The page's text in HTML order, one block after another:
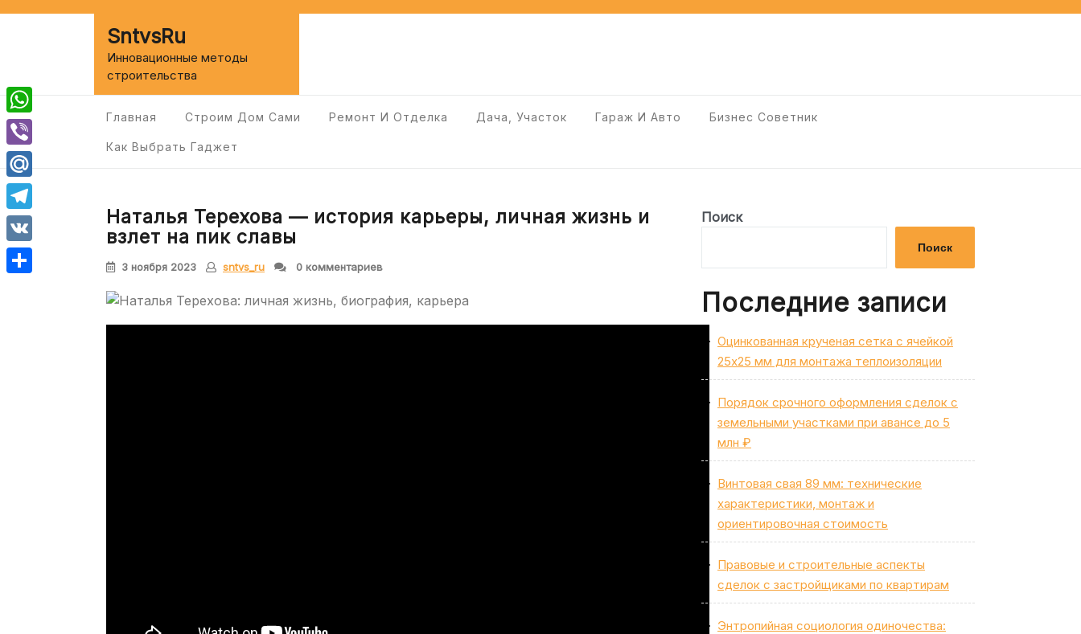
SntvsRu
Инновационные методы
строительства
Главная Строим Дом Сами Ремонт И Отделка Дача, Участок Гараж И Авто Бизнес Советник
Как Выбрать Гаджет
Наталья Терехова — история карьеры, личная жизнь и
взлет на пик славы
3 ноября 2023 sntvs_ru 0 комментариев
Поиск
Поиск
Последние записи
Оцинкованная крученая сетка с ячейкой
25х25 мм для монтажа теплоизоляции
Порядок срочного оформления сделок с
земельными участками при авансе до 5
млн ₽
Винтовая свая 89 мм: технические
характеристики, монтаж и
ориентировочная стоимость
Правовые и строительные аспекты
сделок с застройщиками по квартирам
Энтропийная социология одиночества:
WhatsApp
Viber
Mail.Ru
Telegram
VK